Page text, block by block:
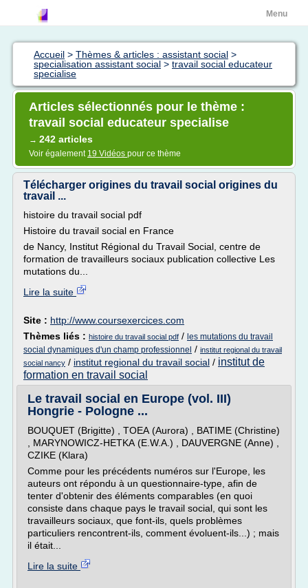
Menu
Accueil > Thèmes & articles : assistant social >
specialisation assistant social > travail social educateur
specialise
Articles sélectionnés pour le thème :
travail social educateur specialise
→ 242 articles
Voir également 19 Vidéos pour ce thème
Télécharger origines du travail social origines du
travail ...
histoire du travail social pdf
Histoire du travail social en France
de Nancy, Institut Régional du Travail Social, centre de
formation de travailleurs sociaux publication collective Les
mutations du...
Lire la suite
Site : http://www.coursexercices.com
Thèmes liés : histoire du travail social pdf / les mutations du travail
social dynamiques d'un champ professionnel / institut regional du travail
social nancy / institut regional du travail social / institut de
formation en travail social
Le travail social en Europe (vol. III)
Hongrie - Pologne ...
BOUQUET (Brigitte) , TOEA (Aurora) , BATIME (Christine)
, MARYNOWICZ-HETKA (E.W.A.) , DAUVERGNE (Anne) ,
CZIKE (Klara)
Comme pour les précédents numéros sur l'Europe, les
auteurs ont répondu à un questionnaire-type, afin de
tenter d'obtenir des éléments comparables (en quoi
consiste dans chaque pays le travail social, qui sont les
travailleurs sociaux, que font-ils, quels problèmes
particuliers rencontrent-ils, comment évoluent-ils...) ; mais
il était...
Lire la suite